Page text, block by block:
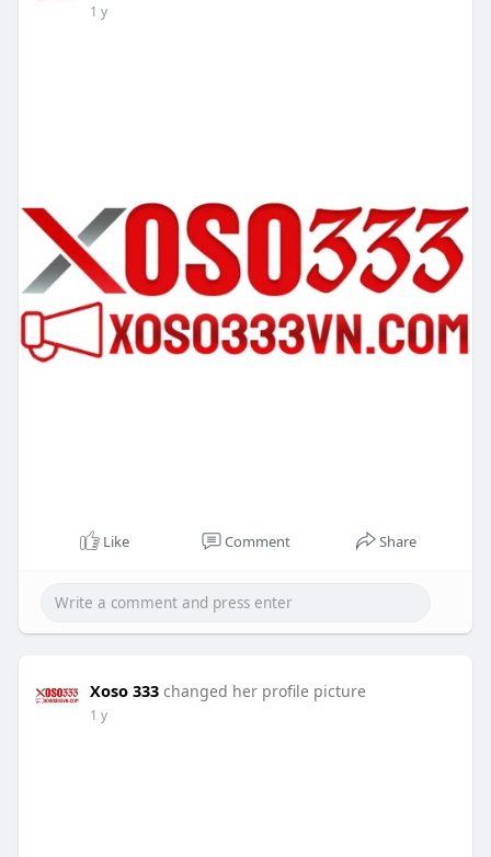
1 y
Like Comment Share
Xoso 333 changed her profile picture
1 y